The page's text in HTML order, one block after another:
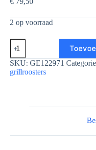
2 op voorraad
BIG
GREEN
EGG
-
Gietijzeren
SKU: GE122971
grillroosters